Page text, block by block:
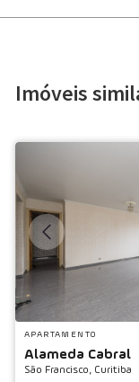
Imóveis
APARTAMENTO
Alameda Cabral
São Francisco, Curitiba